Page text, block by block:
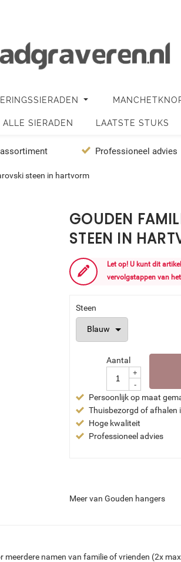
ALLE SIERADEN LAATSTE STUKS
Professioneel advies
steen in hartvorm
GOUDEN
STEEN IN
Let op! U kunt dit
vervolgstappen van
Steen
Aantal
+
-
Persoonlijk op maat
Thuisbezorgd of afhalen
Hoge kwaliteit
Professioneel advies
Meer van Gouden hangers
namen van familie of vrienden (2x